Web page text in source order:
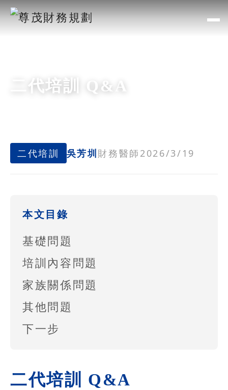
二代培訓 Q&A
二代培訓 吳芳圳財務醫師 2026/3/19
本文目錄
基礎問題
培訓內容問題
家族關係問題
其他問題
下一步
二代培訓 Q&A